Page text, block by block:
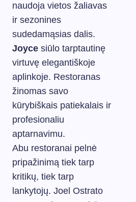
naudoja vietos žaliavas
ir sezonines
sudedamąsias dalis.
Joyce siūlo tarptautinę
virtuvę elegantiškoje
aplinkoje. Restoranas
žinomas savo
kūrybiškais patiekalais ir
profesionaliu
aptarnavimu.
Abu restoranai pelnė
pripažinimą tiek tarp
kritikų, tiek tarp
lankytojų. Joel Ostrato